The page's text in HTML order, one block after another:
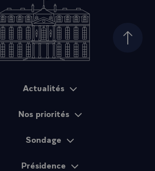
Haut
Actualités
Nos priorités
Sondage
Présidence